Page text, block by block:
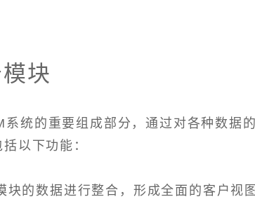
块
统的重要组成部分，通过对各种数据
以下功能：
的数据进行整合，形成全面的客户视